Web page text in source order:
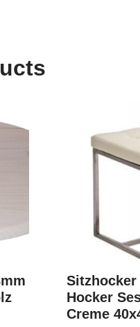
Sitzhocker
Hocker
Creme